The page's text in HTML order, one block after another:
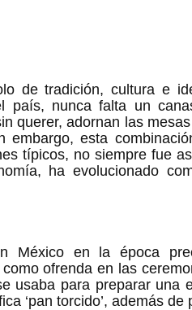
de tradición, cultura e
país, nunca falta un
querer, adornan las
esta
típicos, no siempre fue
ha evolucionado
México en la época
ofrenda en las
usaba para preparar una
‘pan torcido’, además